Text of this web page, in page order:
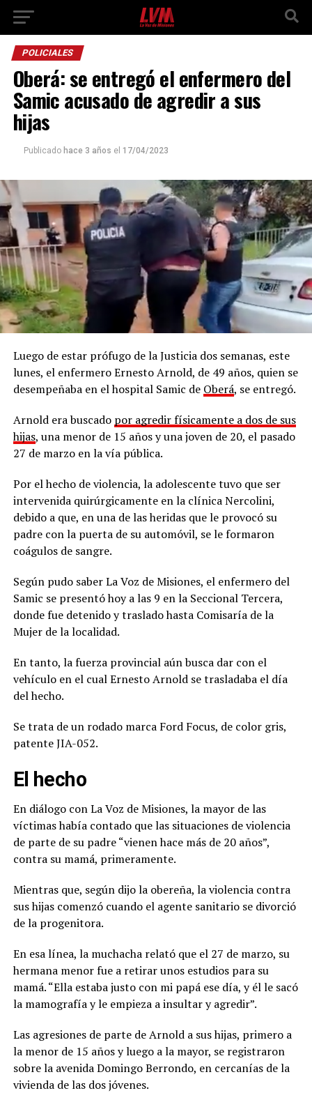
POLICIALES
Oberá: se entregó el enfermero del
Samic acusado de agredir a sus
hijas
Publicado hace 3 años el 17/04/2023
Luego de estar prófugo de la Justicia dos semanas, este
lunes, el enfermero Ernesto Arnold, de 49 años, quien se
desempeñaba en el hospital Samic de Oberá, se entregó.
Arnold era buscado por agredir físicamente a dos de sus
hijas, una menor de 15 años y una joven de 20, el pasado
27 de marzo en la vía pública.
Por el hecho de violencia, la adolescente tuvo que ser
intervenida quirúrgicamente en la clínica Nercolini,
debido a que, en una de las heridas que le provocó su
padre con la puerta de su automóvil, se le formaron
coágulos de sangre.
Según pudo saber La Voz de Misiones, el enfermero del
Samic se presentó hoy a las 9 en la Seccional Tercera,
donde fue detenido y traslado hasta Comisaría de la
Mujer de la localidad.
En tanto, la fuerza provincial aún busca dar con el
vehículo en el cual Ernesto Arnold se trasladaba el día
del hecho.
Se trata de un rodado marca Ford Focus, de color gris,
patente JIA-052.
El hecho
En diálogo con La Voz de Misiones, la mayor de las
víctimas había contado que las situaciones de violencia
de parte de su padre “vienen hace más de 20 años”,
contra su mamá, primeramente.
Mientras que, según dijo la obereña, la violencia contra
sus hijas comenzó cuando el agente sanitario se divorció
de la progenitora.
En esa línea, la muchacha relató que el 27 de marzo, su
hermana menor fue a retirar unos estudios para su
mamá. “Ella estaba justo con mi papá ese día, y él le sacó
la mamografía y le empieza a insultar y agredir”.
Las agresiones de parte de Arnold a sus hijas, primero a
la menor de 15 años y luego a la mayor, se registraron
sobre la avenida Domingo Berrondo, en cercanías de la
vivienda de las dos jóvenes.